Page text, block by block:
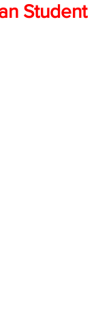
Student